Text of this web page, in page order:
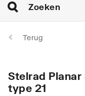
Terug
Stelrad
type 21